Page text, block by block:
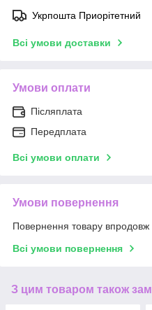
Укрпошта Приорітетний
Всі умови доставки
Умови оплати
Післяплата
Передплата
Всі умови оплати
Умови повернення
Повернення товару впродовж
Всі умови повернення
З цим товаром також